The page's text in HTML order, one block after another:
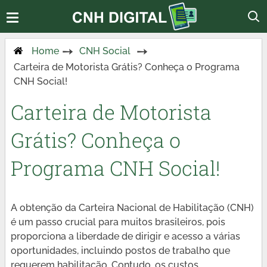
Home
CNH Social
Carteira de Motorista Grátis? Conheça o Programa
CNH Social!
Carteira de Motorista
Grátis? Conheça o
Programa CNH Social!
A obtenção da Carteira Nacional de Habilitação (CNH)
é um passo crucial para muitos brasileiros, pois
proporciona a liberdade de dirigir e acesso a várias
oportunidades, incluindo postos de trabalho que
requerem habilitação. Contudo, os custos